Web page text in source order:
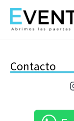
contenido
Contacto